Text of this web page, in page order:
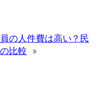
の人件費は高い？民
比較 »